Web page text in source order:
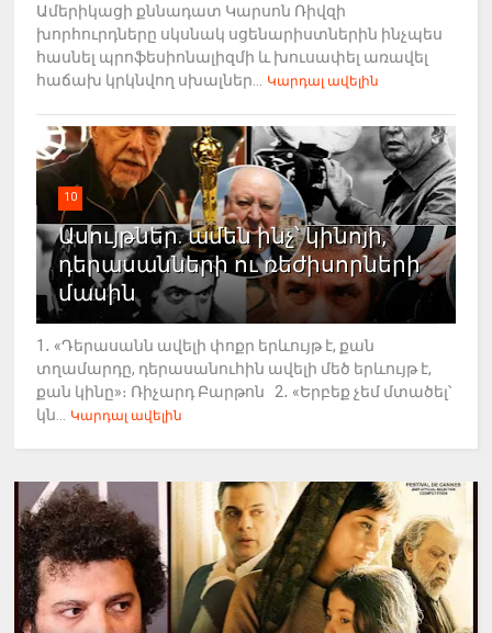
Ամերիկացի քննադատ Կարսոն Ռիվզի
խորհուրդները սկսնակ սցենարիստներին ինչպես
հասնել պրոֆեսիոնալիզմի և խուսափել առավել
հաճախ կրկնվող սխալներ...
Կարդալ ավելին
10
Ասույթներ. ամեն ինչ՝ կինոյի,
դերասանների ու ռեժիսորների
մասին
1․ «Դերասանն ավելի փոքր երևույթ է, քան
տղամարդը, դերասանուհին ավելի մեծ երևույթ է,
քան կինը»։ Ռիչարդ Բարթոն 2․ «Երբեք չեմ մտածել՝
կն...
Կարդալ ավելին